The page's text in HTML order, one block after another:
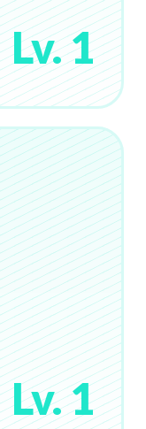
Lv. 1
Lv. 1